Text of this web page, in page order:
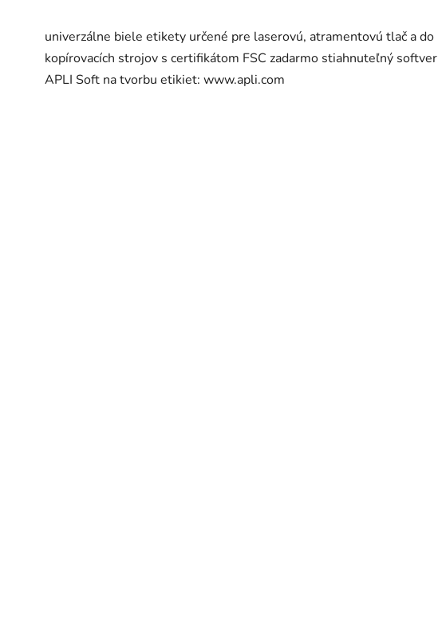
univerzálne biele etikety určené pre laserovú, atramentovú tlač a do
kopírovacích strojov s certifikátom FSC zadarmo stiahnuteľný softver
APLI Soft na tvorbu etikiet: www.apli.com